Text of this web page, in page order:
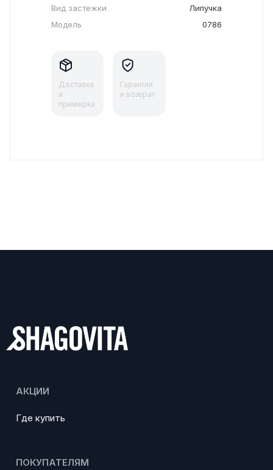
Вид застежки
Липучка
Модель
0786
Доставка
и
примерка
Гарантия
и возврат
АКЦИИ
Где купить
ПОКУПАТЕЛЯМ